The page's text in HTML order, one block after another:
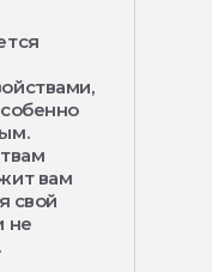
вам
свой
не